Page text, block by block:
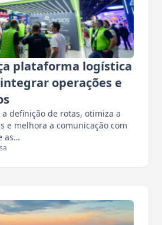
plataforma logística
operações e
a definição de rotas, otimiza a
e melhora a comunicação com
as…